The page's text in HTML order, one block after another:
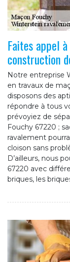
Faites appel
construction
Notre entreprise
en travaux de
disposons des
répondre à tous
prévoyiez de
Fouchy 67220 ;
ravalement
cloison sans
D’ailleurs, nous
67220 avec
briques, les